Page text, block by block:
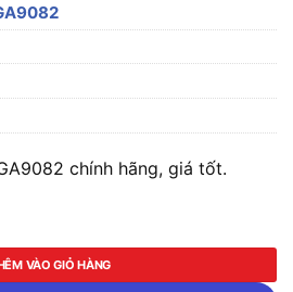
chính hãng, giá tốt.
số lượng
VÀO GIỎ HÀNG